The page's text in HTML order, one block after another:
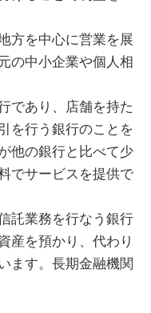
方を中心に営業を展
の中小企業や個人相
であり、店舗を持た
を行う銀行のことを
他の銀行と比べて少
でサービスを提供で
託業務を行なう銀行
産を預かり、代わり
ます。長期金融機関